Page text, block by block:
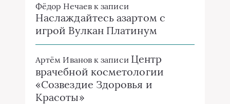
Фёдор Нечаевк записи
Наслаждайтесь азартом с
игрой Вулкан Платинум
Артём Ивановк записи Центр
врачебной косметологии
«Созвездие Здоровья и
Красоты»